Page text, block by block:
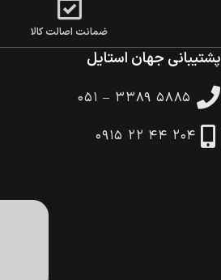
ضمانت اصالت کالا
پشتیبانی جهان استایل
۰۵۱ – ۳۳۸۹ ۵۸۸۵
۰۹۱۵ ۲۲ ۴۴ ۲۰۴